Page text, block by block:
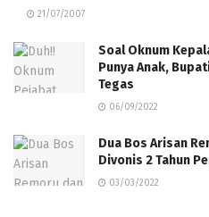
21/07/2007
Soal Oknum
Punya Anak,
Tegas
06/09/2022
Dua Bos Arisan
Divonis 2 Tahun
03/03/2022